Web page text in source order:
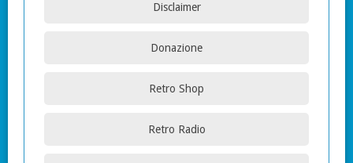
Disclaimer
Donazione
Retro Shop
Retro Radio